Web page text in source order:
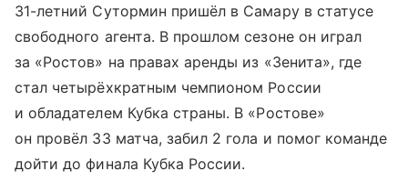
31-летний Сутормин пришёл в Самару в статусе
свободного агента. В прошлом сезоне он играл
за «Ростов» на правах аренды из «Зенита», где
стал четырёхкратным чемпионом России
и обладателем Кубка страны. В «Ростове»
он провёл 33 матча, забил 2 гола и помог команде
дойти до финала Кубка России.